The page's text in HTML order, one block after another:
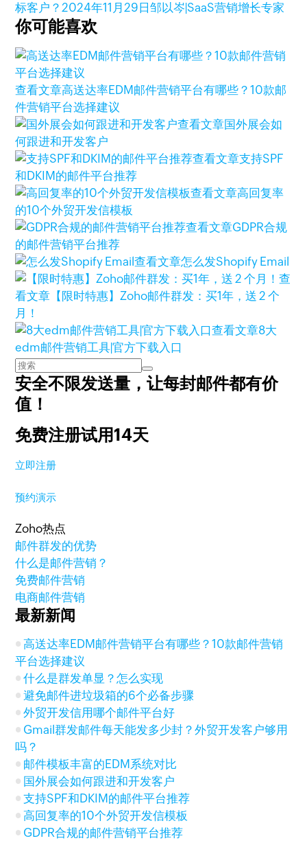
标客户？2024年11月29日邹以岑|SaaS营销增长专家
你可能喜欢
查看文章高送达率EDM邮件营销平台有哪些？10款邮
件营销平台选择建议
查看文章国外展会如
何跟进和开发客户
查看文章支持SPF
和DKIM的邮件平台推荐
查看文章高回复率
的10个外贸开发信模板
查看文章GDPR合规
的邮件营销平台推荐
查看文章怎么发Shopify Email
查
看文章 【限时特惠】Zoho邮件群发：买1年，送 2 个
月！
查看文章8大
edm邮件营销工具|官方下载入口
安全不限发送量，让每封邮件都有价
值！
免费注册试用14天
立即注册
预约演示
Zoho热点
邮件群发的优势
什么是邮件营销？
免费邮件营销
电商邮件营销
最新新闻
高送达率EDM邮件营销平台有哪些？10款邮件营销
平台选择建议
什么是群发单显？怎么实现
避免邮件进垃圾箱的6个必备步骤
外贸开发信用哪个邮件平台好
Gmail群发邮件每天能发多少封？外贸开发客户够用
吗？
邮件模板丰富的EDM系统对比
国外展会如何跟进和开发客户
支持SPF和DKIM的邮件平台推荐
高回复率的10个外贸开发信模板
GDPR合规的邮件营销平台推荐